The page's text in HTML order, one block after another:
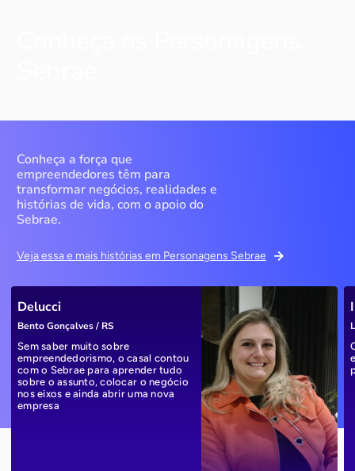
Conheça a força que
empreendedores têm para
transformar negócios, realidades e
histórias de vida, com o apoio do
Sebrae.
Veja essa e mais histórias em Personagens Sebrae
Delucci
Bento Gonçalves / RS
Sem saber muito sobre
empreendedorismo, o casal contou
com o Sebrae para aprender tudo
sobre o assunto, colocar o negócio
nos eixos e ainda abrir uma nova
empresa